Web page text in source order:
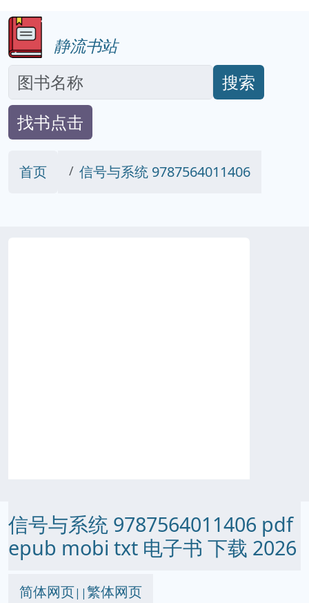
静流书站
搜索
找书点击
首页 信号与系统 9787564011406
信号与系统 9787564011406 pdf
epub mobi txt 电子书 下载 2026
简体网页||繁体网页